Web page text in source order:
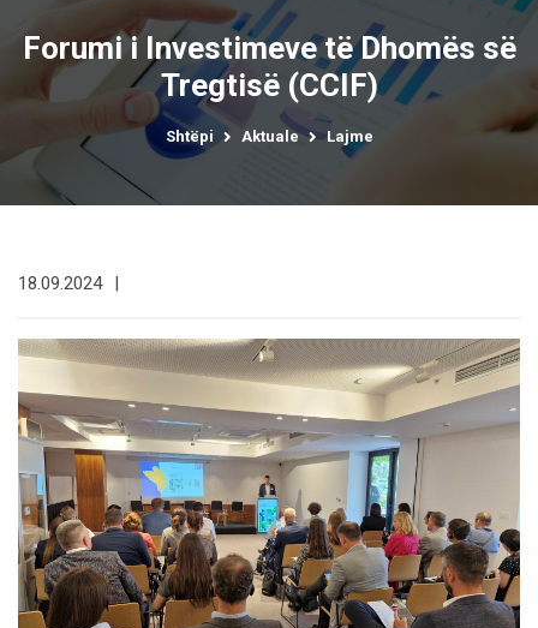
Forumi i Investimeve të Dhomës së
Tregtisë (CCIF)
Shtëpi Aktuale Lajme
18.09.2024 |